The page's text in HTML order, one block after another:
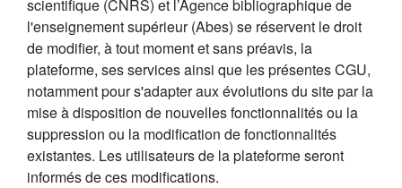
scientifique (CNRS) et l’Agence bibliographique de
l'enseignement supérieur (Abes) se réservent le droit
de modifier, à tout moment et sans préavis, la
plateforme, ses services ainsi que les présentes CGU,
notamment pour s'adapter aux évolutions du site par la
mise à disposition de nouvelles fonctionnalités ou la
suppression ou la modification de fonctionnalités
existantes. Les utilisateurs de la plateforme seront
informés de ces modifications.